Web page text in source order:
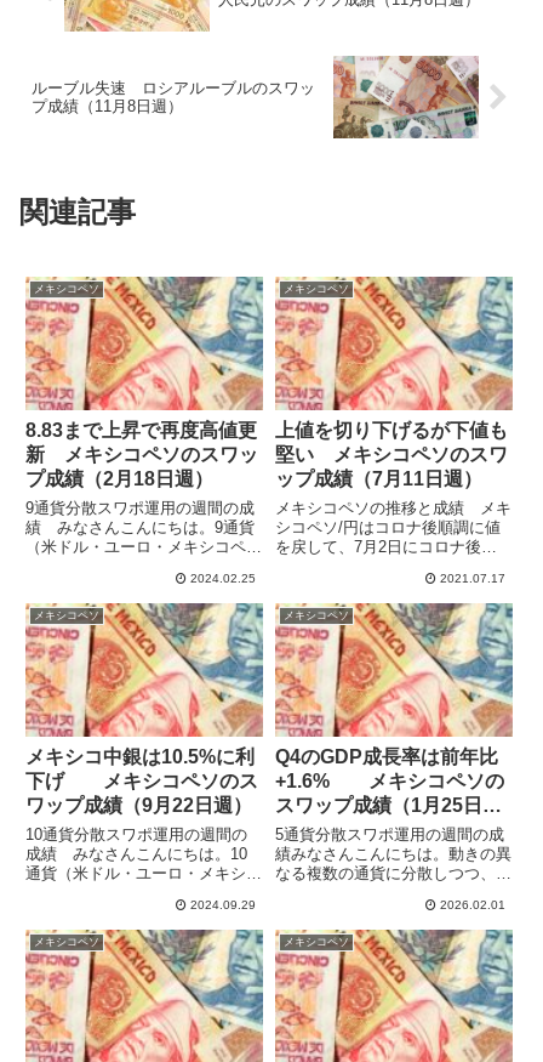
ルーブル失速 ロシアルーブルのスワッ
プ成績（11月8日週）
関連記事
メキシコペソ
8.83まで上昇で再度高値更
新 メキシコペソのスワッ
プ成績（2月18日週）
9通貨分散スワポ運用の週間の成
績 みなさんこんにちは。9通貨
（米ドル・ユーロ・メキシコペ
ル・インドルピー・ポーランドズ
ロチ・チェココルナ・ハンガリー
フォリント）でスワップポイント
運用をしています。ハイレバで高
収益...
2024.02.25
メキシコペソ
上値を切り下げるが下値も
堅い メキシコペソのスワ
ップ成績（7月11日週）
メキシコペソの推移と成績 メキ
シコペソ/円はコロナ後順調に値
を戻して、7月2日にコロナ後の
の後は伸び悩み上値を切り下げて
います。下げがあれば買いを入れ
たかったですが、下値も堅い感じ
で5.50を割ると戻ります...
2021.07.17
メキシコペソ
メキシコ中銀は10.5%に利
下げ メキシコペソのス
ワップ成績（9月22日週）
10通貨分散スワポ運用の週間の
成績 みなさんこんにちは。10
通貨（米ドル・ユーロ・メキシコ
ンド・ブラジルレアル・インドル
ピー・ポーランドズロチ・チェコ
コルナ・ハンガリーフォリント）
でスワップポイント運用をして
い...
2024.09.29
メキシコペソ
Q4のGDP成長率は前年比
+1.6% メキシコペソの
スワップ成績（1月25日
週）
5通貨分散スワポ運用の週間の成
績みなさんこんにちは。動きの異
なる複数の通貨に分散しつつ、ハ
プポイント運用をしています。
2025年は10通貨で運用していた
ものをトランプ警戒で徐々に規模
縮小して、3通貨（メキシコペ...
2026.02.01
メキシコペソ メキシコペソ